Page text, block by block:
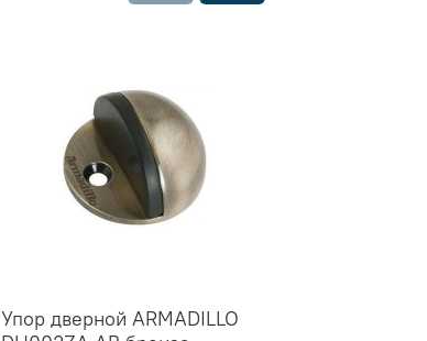
Упор дверной ARMADILLO